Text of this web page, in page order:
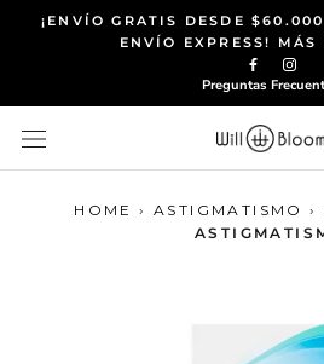
Saltar¡ENVÍO GRATIS DESDE
ENVÍO EXPRESS!
Preguntas
HOME › ASTIGMATISMO ›